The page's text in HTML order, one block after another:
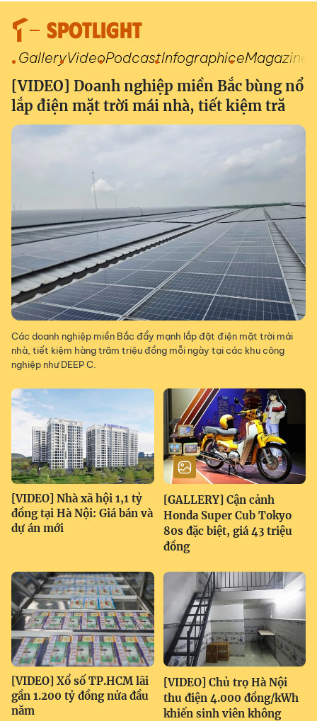
SPOTLIGHT
GalleryVideoPodcastInfographiceMagazine
[VIDEO] Doanh nghiệp miền Bắc bùng nổ
lắp điện mặt trời mái nhà, tiết kiệm tră
Các doanh nghiệp miền Bắc đẩy mạnh lắp đặt điện mặt trời mái
nhà, tiết kiệm hàng trăm triệu đồng mỗi ngày tại các khu công
nghiệp như DEEP C.
[VIDEO] Nhà xã hội 1,1 tỷ
đồng tại Hà Nội: Giá bán và
dự án mới
[GALLERY] Cận cảnh
Honda Super Cub Tokyo
80s đặc biệt, giá 43 triệu
đồng
[VIDEO] Xổ số TP.HCM lãi
gần 1.200 tỷ đồng nửa đầu
năm
[VIDEO] Chủ trọ Hà Nội
thu điện 4.000 đồng/kWh
khiến sinh viên không